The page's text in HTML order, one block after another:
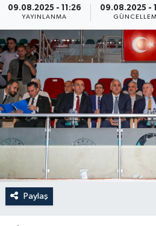
09.08.2025 - 11:26
YAYINLANMA
09.08.2025 -
Paylaş
GÜNCEL
SPOR
YAŞAM
Yerel